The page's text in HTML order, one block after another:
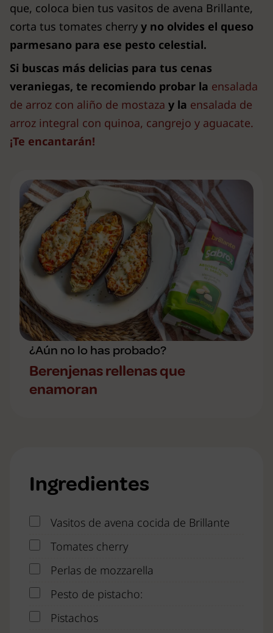
que, coloca bien tus vasitos de avena Brillante,
corta tus tomates cherry y no olvides el queso
parmesano para ese pesto celestial.
Si buscas más delicias para tus cenas
veraniegas, te recomiendo probar la ensalada
de arroz con aliño de mostaza y la ensalada de
arroz integral con quinoa, cangrejo y aguacate.
¡Te encantarán!
¿Aún no lo has probado?
Berenjenas rellenas que
enamoran
Ingredientes
Vasitos de avena cocida de Brillante
Tomates cherry
Perlas de mozzarella
Pesto de pistacho:
Pistachos